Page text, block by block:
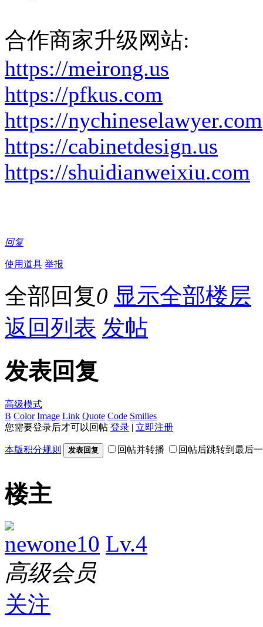
合作商家升级网站:
https://meirong.us
https://pfkus.com
https://nychineselawyer.com
https://cabinetdesign.us
https://shuidianweixiu.com
回复
使用道具 举报
全部回复0 显示全部楼层
返回列表 发帖
发表回复
高级模式
B Color Image Link Quote Code Smilies
您需要登录后才可以回帖 登录 | 立即注册
本版积分规则 发表回复 回帖并转播 回帖后跳转到最后
楼主
newone10 Lv.4
高级会员
关注